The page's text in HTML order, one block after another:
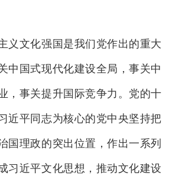
文化强国是我们党作出的重大
中国式现代化建设全局，事关中
，事关提升国际竞争力。党的十
近平同志为核心的党中央坚持把
国理政的突出位置，作出一系列
习近平文化思想，推动文化建设